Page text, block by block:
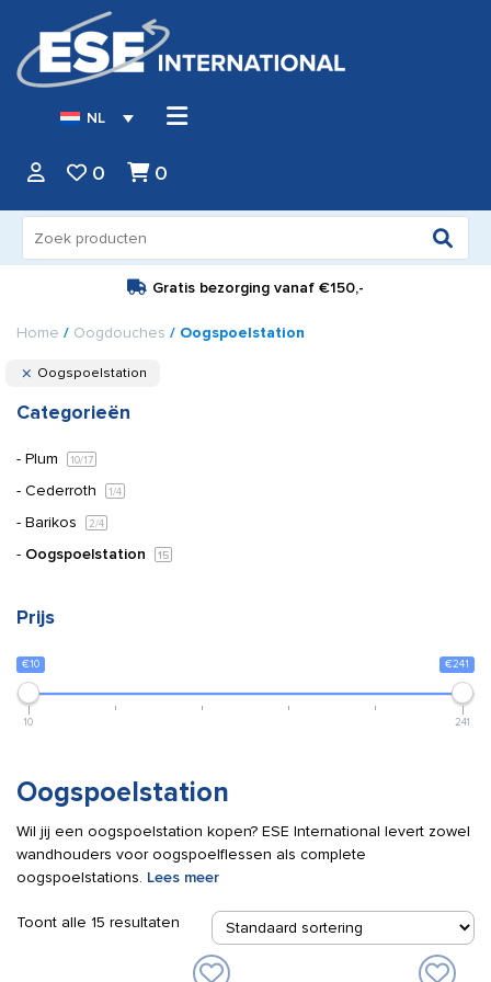
NL
0 0
naar:
Gratis bezorging vanaf €150,-
Home / Oogdouches / Oogspoelstation
Oogspoelstation
Categorieën
Plum 10/17
Cederroth 1/4
Barikos 2/4
Oogspoelstation 15
Prijs
€10 €241
10 241
Oogspoelstation
Wil jij een oogspoelstation kopen? ESE International levert zowel
wandhouders voor oogspoelflessen als complete
oogspoelstations. Lees meer
Toont alle 15 resultaten